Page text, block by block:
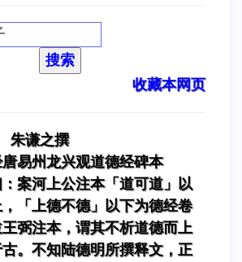
搜索
收藏本网页
朱谦之撰
易州龙兴观道德经碑本
案河上公注本「道可道」以
「上德不德」以下为德经卷
弼注本，谓其不析道德而上
。不知陆德明所撰释文，正